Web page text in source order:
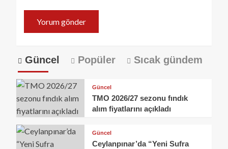
Güncel Popüler Sıcak gündem
Güncel
TMO 2026/27 sezonu fındık
alım fiyatlarını açıkladı
Güncel
Ceylanpınar’da “Yeni Sufra